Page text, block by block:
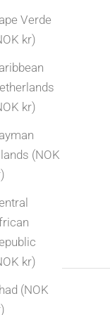
Verde
(NOK kr)
(NOK kr)
(NOK
(NOK kr)
(NOK
milepæl.